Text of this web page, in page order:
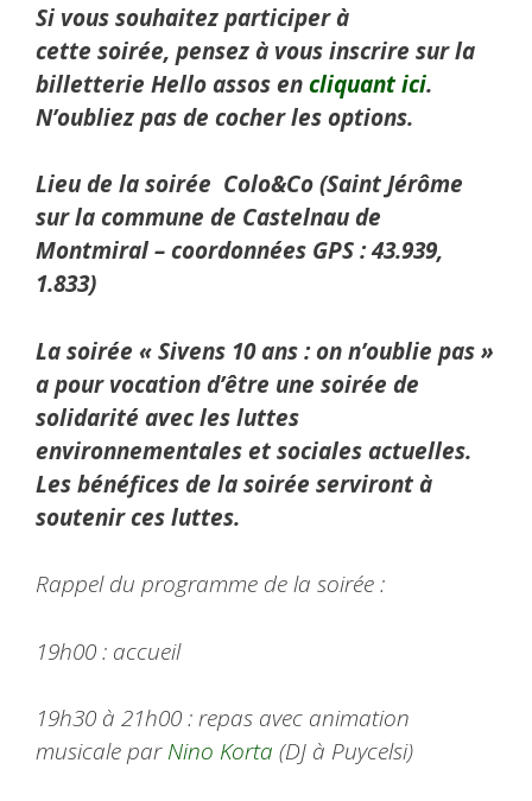
Si vous souhaitez participer à
cette soirée, pensez à vous inscrire sur la
billetterie Hello assos encliquant ici.
N’oubliez pas de cocher les options.
Lieu de la soirée Colo&Co (Saint Jérôme
sur la commune de Castelnau de
Montmiral – coordonnées GPS : 43.939,
1.833)
La soirée « Sivens 10 ans : on n’oublie pas »
a pour vocation d’être une soirée de
solidarité avec les luttes
environnementales et sociales actuelles.
Les bénéfices de la soirée serviront à
soutenir ces luttes.
Rappel du programme de la soirée :
19h00 : accueil
19h30 à 21h00 : repas avec animation
musicale parNino Korta (DJ à Puycelsi)